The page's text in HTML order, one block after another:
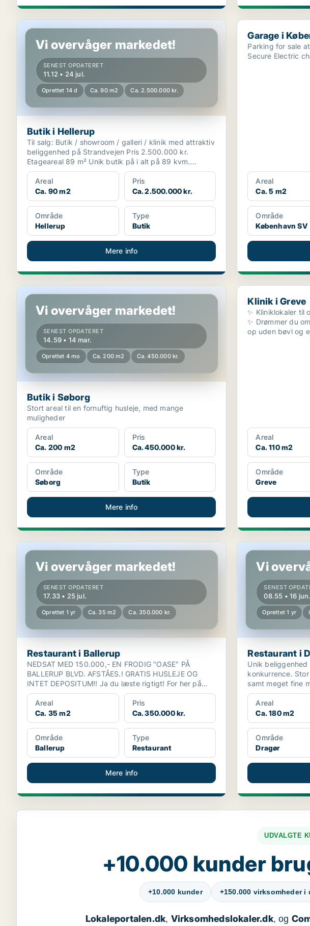
Butik i Hellerup
Vi overvåger markedet!
SENEST OPDATERET
11.12 • 24 jul.
Oprettet 14 d Ca. 90 m2 Ca. 2.500.000 kr.
Butik i Hellerup
Til salg: Butik / showroom / galleri / klinik med attraktiv
beliggenhed på Strandvejen Pris 2.500.000 kr.
Etageareal 89 m² Unik butik på i alt på 89 kvm....
Areal
Ca. 90 m2
Pris
Ca. 2.500.000 kr.
Område
Hellerup
Type
Butik
Mere info
Garage i
Garage i
Parking for sale at 39
Areal
Ca. 5 m2
Område
København SV
Butik i Søborg
Vi overvåger markedet!
SENEST OPDATERET
14.59 • 14 mar.
Oprettet 4 mo Ca. 200 m2 Ca. 450.000 kr.
Butik i Søborg
Stort areal til en fornuftig husleje, med mange
muligheder
Areal
Ca. 200 m2
Pris
Ca. 450.000 kr.
Område
Søborg
Type
Butik
Mere info
Klinik i Greve
Klinik i Greve
✨ Kliniklokaler til
✨ Drømmer du om din egen klinik, hvor du kan starte
op uden bøvl og
Areal
Ca. 110 m2
Område
Greve
Restaurant i Ballerup
Vi overvåger markedet!
SENEST OPDATERET
17.33 • 25 jul.
Oprettet 1 yr Ca. 35 m2 Ca. 350.000 kr.
Restaurant i Ballerup
NEDSAT MED 150.000,- EN FRODIG "OASE" PÅ
BALLERUP BLVD. AFSTÅES.! GRATIS HUSLEJE OG
INTET DEPOSITUM!! Ja du læste rigtigt! For her på
Ballerup Blvd. 8...
Areal
Ca. 35 m2
Pris
Ca. 350.000 kr.
Område
Ballerup
Type
Restaurant
Mere info
Restaurant i Dragør
Vi
SENEST
08.55 • 16 jun.
Oprettet 1 yr
Restaurant i
Unik
konkurrence.
samt meget fine
servering, privat...
Areal
Ca. 180 m2
Område
Dragør
UDVALGTE
+10.000 kunder
+10.000 kunder +150.000 virksomheder i
Lokaleportalen.dk, Virksomhedslokaler.dk, og